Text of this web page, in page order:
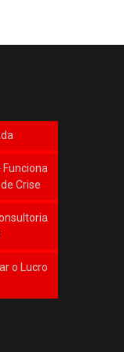
Crise
o Lucro